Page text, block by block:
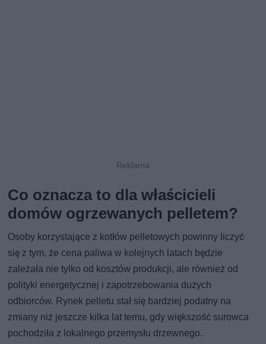
Co oznacza to dla właścicieli
domów ogrzewanych pelletem?
Osoby korzystające z kotłów pelletowych powinny liczyć
się z tym, że cena paliwa w kolejnych latach będzie
zależała nie tylko od kosztów produkcji, ale również od
polityki energetycznej i zapotrzebowania dużych
odbiorców. Rynek pelletu stał się bardziej podatny na
zmiany niż jeszcze kilka lat temu, gdy większość surowca
pochodziła z lokalnego przemysłu drzewnego.